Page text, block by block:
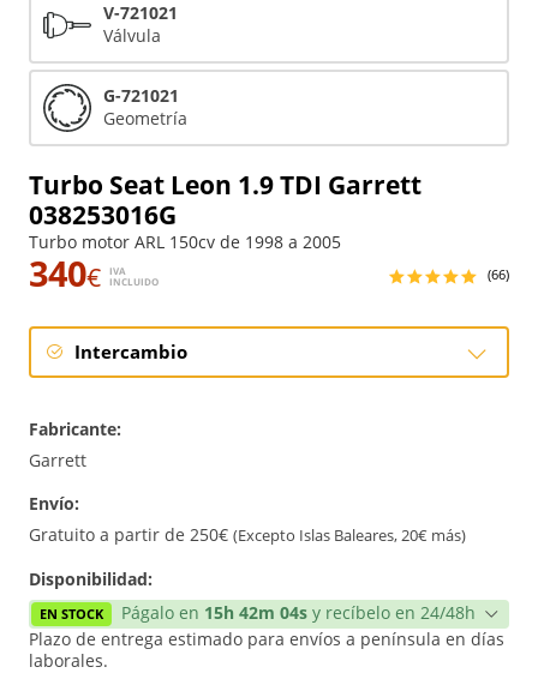
Turbo Seat Leon 1.9 TDI Garrett
038253016G
Turbo motor ARL 150cv de 1998 a 2005
340€
IVA
INCLUIDO
(66)
Intercambio
Reconstrucción
Reforzado
Fabricante:
Garrett
Envío:
Gratuito a partir de 250€ (Excepto Islas Baleares, 20€ más)
Disponibilidad:
EN STOCK Págalo en 15h 42m 03s y recíbelo en 24/48h
Plazo de entrega estimado para envíos a península en días
laborales.
V-721021
Válvula
G-721021
Geometría